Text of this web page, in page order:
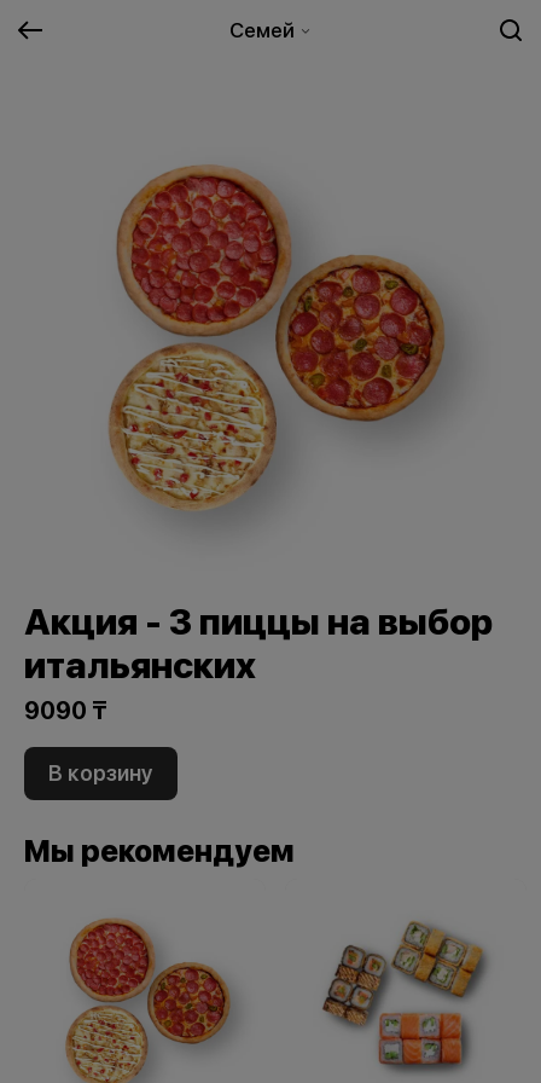
Семей
Акция - 3 пиццы на выбор
итальянских
9090 ₸
В корзину
Мы рекомендуем